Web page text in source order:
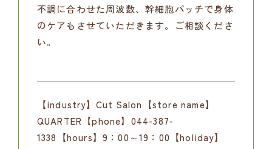
不調に合わせた周波数、幹細胞パッチで身体
のケアもさせていただきます。ご相談くださ
い。
【industry】Cut Salon【store name】
QUARTER【phone】044-387-
1338【hours】9：00～19：00【holiday】